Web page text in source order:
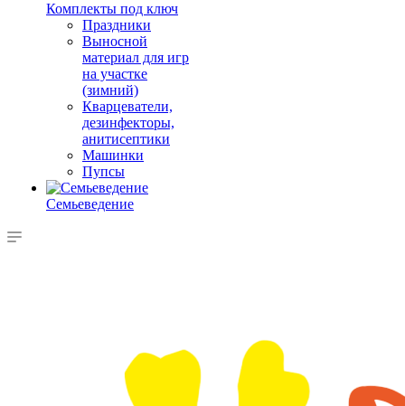
Комплекты под ключ
Праздники
Выносной
материал для игр
на участке
(зимний)
Кварцеватели,
дезинфекторы,
анитисептики
Машинки
Пупсы
Семьеведение